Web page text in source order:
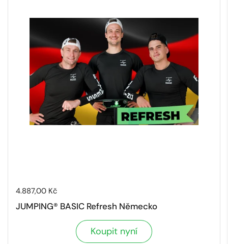
Cena:
4.887,00 Kč
JUMPING® BASIC Refresh Německo
Koupit nyní